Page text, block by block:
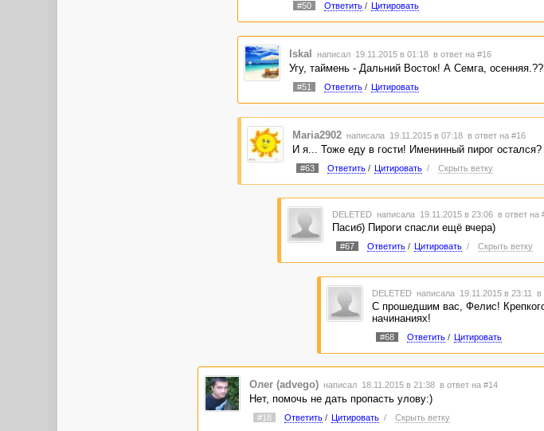
#50 Ответить/ Цитировать
Iskal написал 19.11.2015 в 01:18 в ответ на #16
Угу, таймень - Дальний Восток! А Семга,
#51 Ответить/ Цитировать
Maria2902 написала 19.11.2015 в 07:18 в ответ на #16
И я... Тоже еду в гости! Именинный пирог
#63 Ответить/ Цитировать / Скрыть ветку
DELETED написала 19.11.2015 в 23:06 в ответ на
Пасиб) Пироги спасли ещё вчера)
#67 Ответить/ Цитировать / Скрыть ветку
DELETED написала 19.11.2015 в 23:11 в
С прошедшим вас, Фелис!
начинаниях!
#68 Ответить/ Цитировать
Олег (advego) написал 18.11.2015 в 21:38 в ответ на #14
Нет, помочь не дать пропасть улову:)
#18 Ответить/ Цитировать / Скрыть ветку